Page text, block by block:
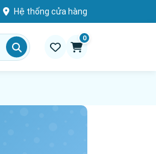
Hệ thống cửa hàng
0